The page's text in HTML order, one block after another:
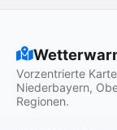
Vorzentrierte
Niederbayern,
Regionen.